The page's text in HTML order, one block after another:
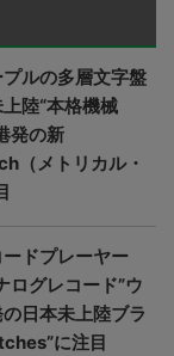
ルの多層文字盤
陸“本格機械
発の新
（メトリカル・
ドプレーヤー
ログレコード”ウ
日本未上陸ブラ
に注目